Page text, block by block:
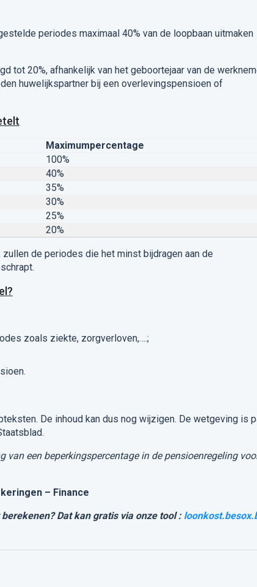
periodes maximaal 40% van de loopbaan uitmaken
tot 20%, afhankelijk van het geboortejaar van de
huwelijkspartner bij een overlevingspensioen of
Maximumpercentage
100%
40%
35%
30%
25%
20%
de periodes die het minst bijdragen aan de
zoals ziekte, zorgverloven,….;
De inhoud kan dus nog wijzigen. De wetgeving is
van een beperkingspercentage in de pensioenregeling
– Finance
Dat kan gratis via onze tool :